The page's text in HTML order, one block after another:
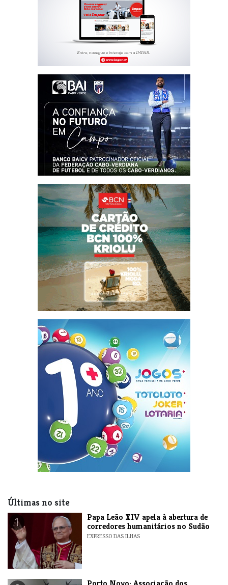
Últimas no site
1
​Papa Leão XIV apela à abertura de
corredores humanitários no Sudão
EXPRESSO DAS ILHAS